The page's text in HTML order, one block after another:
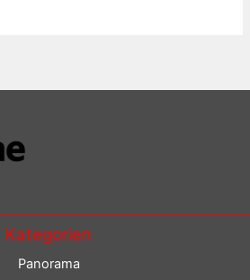
Kategorien
Panorama